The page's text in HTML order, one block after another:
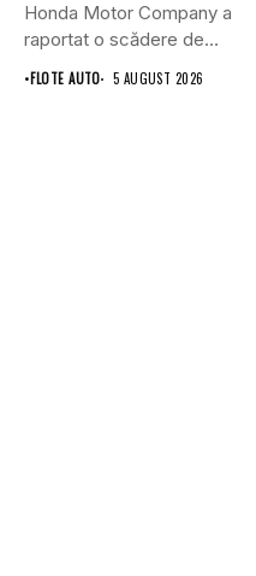
Honda Motor Company a
raportat o scădere de
6,1%...
•FLOTE AUTO 5 AUGUST 2026